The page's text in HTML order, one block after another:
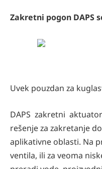
Zakretni pogon DAPS
Uvek pouzdan za
DAPS zakretni
rešenje za zakretanje
aplikativne oblasti. Na
ventila, ili za veoma